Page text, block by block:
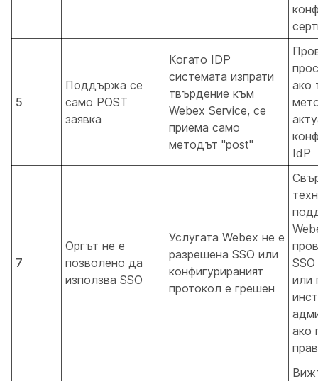
5
Поддържа се
само POST
заявка
Когато IDP
системата изпрати
твърдение към
Webex Service, се
приема само
методът "post"
ако
IdP
7
Оргът не е
позволено да
използва SSO
Услугата Webex не е
разрешена SSO или
конфигурираният
протокол е грешен
или
ако